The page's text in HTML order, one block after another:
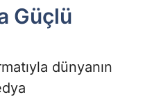
Güçlü
dünyanın